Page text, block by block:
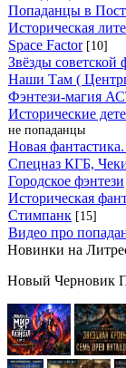
Попаданцы в
Историческая
Space Factor [10]
Звёзды советской
Наши Там (
Фэнтези-магия
Исторические
не попаданцы
Новая
Спецназ КГБ,
Городское фэнтези
Историческая
Стимпанк [15]
Видео про
Новинки на
Новый Черновик